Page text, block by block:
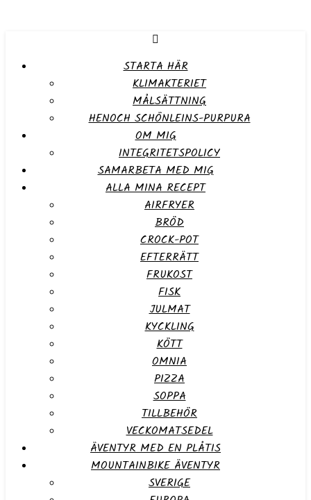
STARTA HÄR
KLIMAKTERIET
MÅLSÄTTNING
HENOCH SCHÖNLEINS-PURPURA
OM MIG
INTEGRITETSPOLICY
SAMARBETA MED MIG
ALLA MINA RECEPT
AIRFRYER
BRÖD
CROCK-POT
EFTERRÄTT
FRUKOST
FISK
JULMAT
KYCKLING
KÖTT
OMNIA
PIZZA
SOPPA
TILLBEHÖR
VECKOMATSEDEL
ÄVENTYR MED EN PLÅTIS
MOUNTAINBIKE ÄVENTYR
SVERIGE